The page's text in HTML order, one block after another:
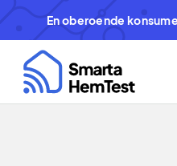
En oberoende